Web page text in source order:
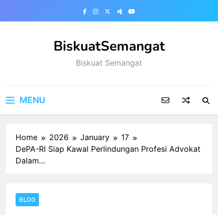
BiskuatSemangat
Biskuat Semangat
MENU
Home 2026 January
17
DePA-RI Siap Kawal Perlindungan Profesi Advokat
Dalam…
BLOG